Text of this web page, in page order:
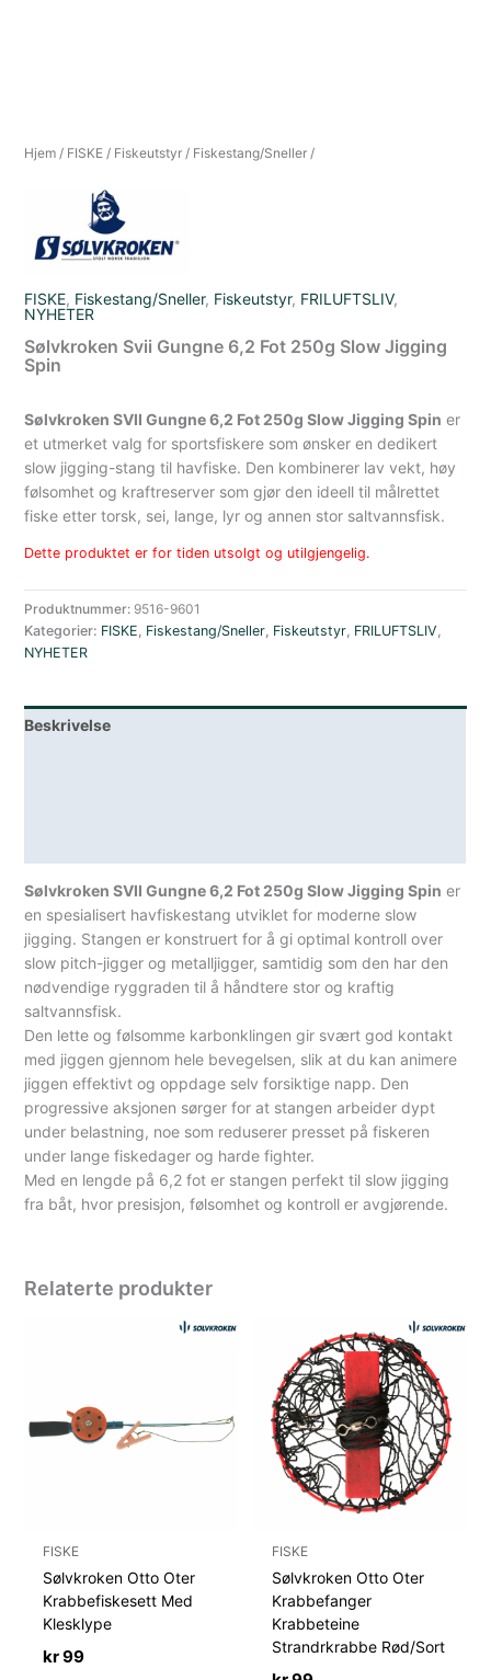
Hjem / FISKE / Fiskeutstyr / Fiskestang/Sneller /
FISKE, Fiskestang/Sneller, Fiskeutstyr, FRILUFTSLIV,
NYHETER
Sølvkroken Svii Gungne 6,2 Fot 250g Slow Jigging
Spin
Sølvkroken SVII Gungne 6,2 Fot 250g Slow Jigging Spin er
et utmerket valg for sportsfiskere som ønsker en dedikert
slow jigging-stang til havfiske. Den kombinerer lav vekt, høy
følsomhet og kraftreserver som gjør den ideell til målrettet
fiske etter torsk, sei, lange, lyr og annen stor saltvannsfisk.
Dette produktet er for tiden utsolgt og utilgjengelig.
Produktnummer: 9516-9601
Kategorier: FISKE Fiskestang/Sneller Fiskeutstyr FRILUFTSLIV
NYHETER
Beskrivelse
Sølvkroken SVII Gungne 6,2 Fot 250g Slow Jigging Spin er
en spesialisert havfiskestang utviklet for moderne slow
jigging. Stangen er konstruert for å gi optimal kontroll over
slow pitch-jigger og metalljigger, samtidig som den har den
nødvendige ryggraden til å håndtere stor og kraftig
saltvannsfisk.
Den lette og følsomme karbonklingen gir svært god kontakt
med jiggen gjennom hele bevegelsen, slik at du kan animere
jiggen effektivt og oppdage selv forsiktige napp. Den
progressive aksjonen sørger for at stangen arbeider dypt
under belastning, noe som reduserer presset på fiskeren
under lange fiskedager og harde fighter.
Med en lengde på 6,2 fot er stangen perfekt til slow jigging
fra båt, hvor presisjon, følsomhet og kontroll er avgjørende.
Relaterte produkter
FISKE
Sølvkroken Otto Oter
Krabbefiskesett Med
Klesklype
kr99
FISKE
Sølvkroken Otto Oter
Krabbefanger
Krabbeteine
Strandrkrabbe Rød/Sort